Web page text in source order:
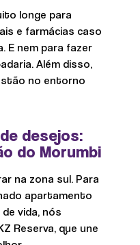
longe para
e farmácias caso
E nem para fazer
Além disso,
no entorno
desejos:
do Morumbi
na zona sul. Para
apartamento
vida, nós
Reserva, que une